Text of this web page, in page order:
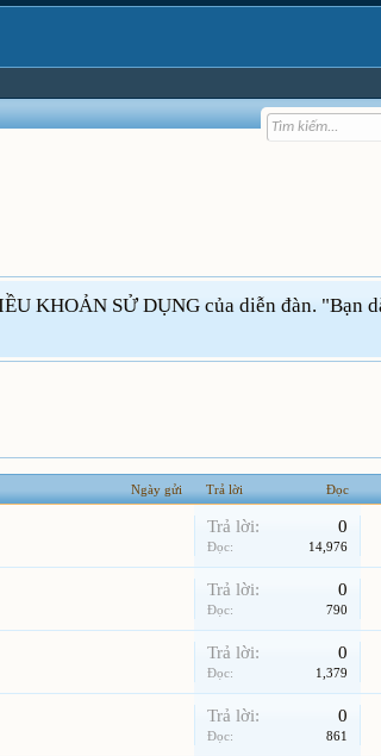
KHOẢN SỬ DỤNG của diễn đàn. "Bạn
Ngày gửi Trả lời Đọc
Trả lời: 0
Đọc: 14,976
Trả lời: 0
Đọc: 790
Trả lời: 0
Đọc: 1,379
Trả lời: 0
Đọc: 861